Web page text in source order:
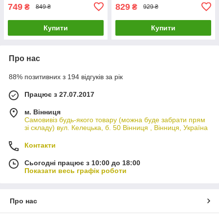
749 ₴ 849 ₴
Купити
829 ₴ 929 ₴
Купити
Про нас
88% позитивних з 194 відгуків за рік
Працює з 27.07.2017
м. Вінниця
Самовивіз будь-якого товару (можна буде забрати прям
зі складу) вул. Келецька, б. 50 Вінниця , Вінниця, Україна
Контакти
Сьогодні працює з 10:00 до 18:00
Показати весь графік роботи
Про нас